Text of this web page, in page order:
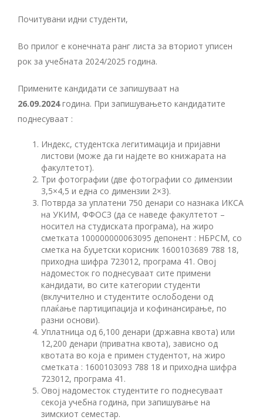
Почитувани идни студенти,
Во прилог e конечната ранг листа за вториот уписен
рок за учебната 2024/2025 година.
Примените кандидати се запишуваат на
26.09.2024година. При запишувањето кандидатите
поднесуваат :
Индекс, студентска легитимација и пријавни
листови (може да ги најдете во книжарата на
факултетот).
Три фотографии (две фотографии со димензии
3,5×4,5 и една со димензии 2×3).
Потврда за уплатени 750 денари со назнака ИКСА
на УКИМ, ФФОСЗ (да се наведе факултетот –
носител на студиската програма), на жиро
сметката 100000000063095 депонент : НБРСМ, со
сметка на буџетски корисник 1600103689 788 18,
приходна шифра 723012, програма 41. Овој
надоместок го поднесуваат сите примени
кандидати, во сите категории студенти
(вклучително и студентите ослободени од
плаќање партиципација и кофинансирање, по
разни основи).
Уплатница од 6,100 денари (државна квота) или
12,200 денари (приватна квота), зависно од
квотата во која е примен студентот, на жиро
сметката : 1600103093 788 18 и приходна шифра
723012, програма 41.
Овој надоместок студентите го поднесуваат
секоја учебна година, при запишување на
зимскиот семестар.